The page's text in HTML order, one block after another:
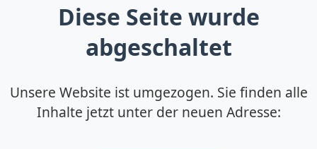
Diese Seite wurde
abgeschaltet
Unsere Website ist umgezogen. Sie finden alle
Inhalte jetzt unter der neuen Adresse: